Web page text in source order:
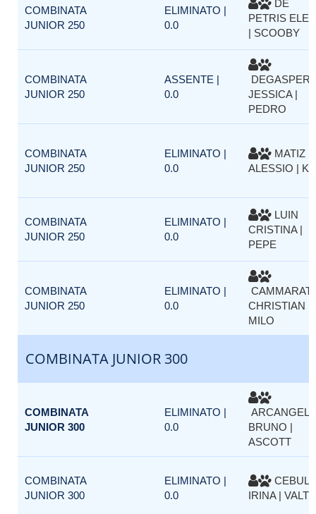
COMBINATA
JUNIOR 250
ELIMINATO |
0.0
DE
PETRIS
| SCOOBY
COMBINATA
JUNIOR 250
ASSENTE |
0.0
DEGASPERI
JESSICA |
PEDRO
COMBINATA
JUNIOR 250
ELIMINATO |
0.0
MATIZ
ALESSIO |
COMBINATA
JUNIOR 250
ELIMINATO |
0.0
LUIN
CRISTINA |
PEPE
COMBINATA
JUNIOR 250
ELIMINATO |
0.0
CHRISTIAN |
MILO
COMBINATA JUNIOR 300
COMBINATA
JUNIOR 300
ELIMINATO |
0.0
ARCANGELI
BRUNO |
ASCOTT
COMBINATA
JUNIOR 300
ELIMINATO |
0.0
IRINA |